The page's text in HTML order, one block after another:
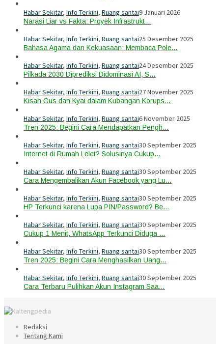
Habar Sekitar, Info Terkini, Ruang santai9 Januari 2026
Narasi Liar vs Fakta: Proyek Infrastrukt…
Habar Sekitar, Info Terkini, Ruang santai25 Desember 2025
Bahasa Agama dan Kekuasaan: Membaca Pole…
Habar Sekitar, Info Terkini, Ruang santai24 Desember 2025
Pilkada 2030 Diprediksi Didominasi AI, S…
Habar Sekitar, Info Terkini, Ruang santai27 November 2025
Kisah Gus dan Kyai dalam Kubangan Korups…
Habar Sekitar, Info Terkini, Ruang santai6 November 2025
Tren 2025: Begini Cara Mendapatkan Pengh…
Habar Sekitar, Info Terkini, Ruang santai30 September 2025
Internet di Rumah Lelet? Solusinya Cukup…
Habar Sekitar, Info Terkini, Ruang santai30 September 2025
Cara Mengembalikan Akun Facebook yang Lu…
Habar Sekitar, Info Terkini, Ruang santai30 September 2025
HP Terkunci karena Lupa PIN/Password? Be…
Habar Sekitar, Info Terkini, Ruang santai30 September 2025
Cukup 1 Menit, WhatsApp Terkunci Diduga …
Habar Sekitar, Info Terkini, Ruang santai30 September 2025
Tren 2025: Begini Cara Menghasilkan Uang…
Habar Sekitar, Info Terkini, Ruang santai30 September 2025
Cara Terbaru Pulihkan Akun Instagram Saa…
Redaksi
Tentang Kami